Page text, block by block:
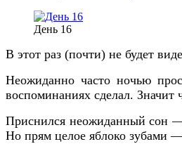
День 16
В этот раз (почти) не будет
Неожиданно часто ночью
воспоминаниях сделал. Значит
Приснился неожиданный сон
Но прям целое яблоко зубами